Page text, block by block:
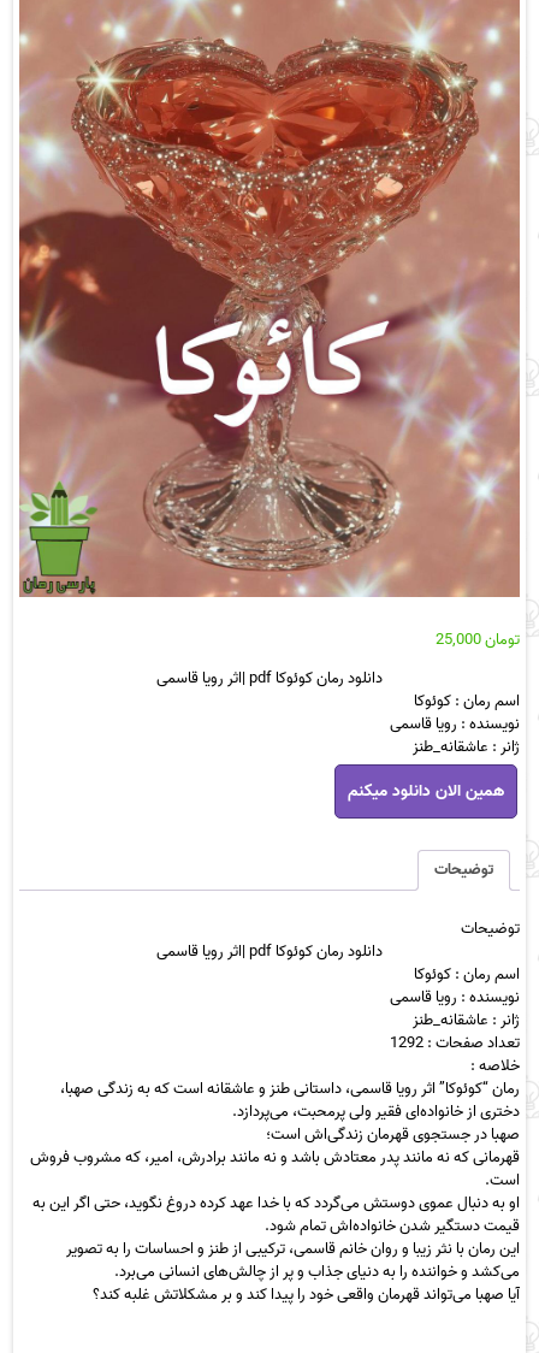
تومان25,000
دانلود رمان کوئوکا pdf |اثر رویا قاسمی
اسم رمان : کوئوکا
نویسنده : رویا قاسمی
ژانر : عاشقانه_طنز
دانلود
رمان
کوئوکا
اثر
قاسمی
همین الان دانلود میکنم
توضیحات
توضیحات
دانلود رمان کوئوکا pdf |اثر رویا قاسمی
اسم رمان : کوئوکا
نویسنده : رویا قاسمی
ژانر : عاشقانه_طنز
تعداد صفحات : 1292
خلاصه :
رمان “کوئوکا” اثر رویا قاسمی، داستانی طنز و عاشقانه است که به زندگی صهبا،
دختری از خانواده‌ای فقیر ولی پرمحبت، می‌پردازد.
صهبا در جستجوی قهرمان زندگی‌اش است؛
قهرمانی که نه مانند پدر معتادش باشد و نه مانند برادرش، امیر، که مشروب فروش
است.
او به دنبال عموی دوستش می‌گردد که با خدا عهد کرده دروغ نگوید، حتی اگر این به
قیمت دستگیر شدن خانواده‌اش تمام شود.
این رمان با نثر زیبا و روان خانم قاسمی، ترکیبی از طنز و احساسات را به تصویر
می‌کشد و خواننده را به دنیای جذاب و پر از چالش‌های انسانی می‌برد.
آیا صهبا می‌تواند قهرمان واقعی خود را پیدا کند و بر مشکلاتش غلبه کند؟